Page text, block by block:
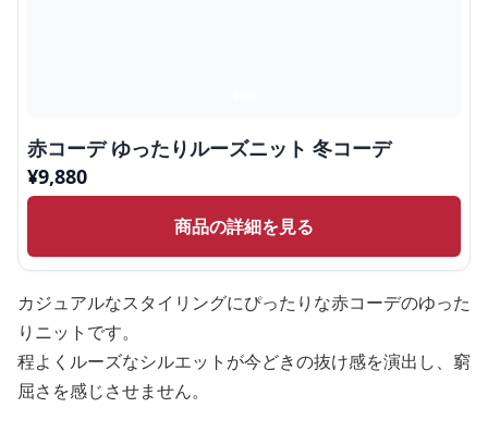
赤コーデ ゆったりルーズニット 冬コーデ
¥9,880
商品の詳細を見る
カジュアルなスタイリングにぴったりな赤コーデのゆった
りニットです。
程よくルーズなシルエットが今どきの抜け感を演出し、窮
屈さを感じさせません。